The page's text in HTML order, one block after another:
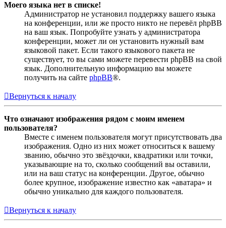
Моего языка нет в списке!
Администратор не установил поддержку вашего языка
на конференции, или же просто никто не перевёл phpBB
на ваш язык. Попробуйте узнать у администратора
конференции, может ли он установить нужный вам
языковой пакет. Если такого языкового пакета не
существует, то вы сами можете перевести phpBB на свой
язык. Дополнительную информацию вы можете
получить на сайте phpBB®.
Вернуться к началу
Что означают изображения рядом с моим именем
пользователя?
Вместе с именем пользователя могут присутствовать два
изображения. Одно из них может относиться к вашему
званию, обычно это звёздочки, квадратики или точки,
указывающие на то, сколько сообщений вы оставили,
или на ваш статус на конференции. Другое, обычно
более крупное, изображение известно как «аватара» и
обычно уникально для каждого пользователя.
Вернуться к началу